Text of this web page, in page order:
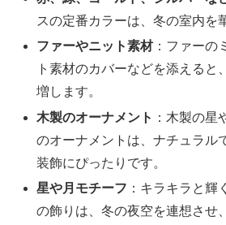
スの定番カラーは、冬の室内を
ファーやニット素材：ファーの
ト素材のカバーなどを添えると
増します。
木製のオーナメント ：木製の星
のオーナメントは、ナチュラル
装飾にぴったりです。
星や月モチーフ ：キラキラと輝
の飾りは、冬の夜空を連想させ